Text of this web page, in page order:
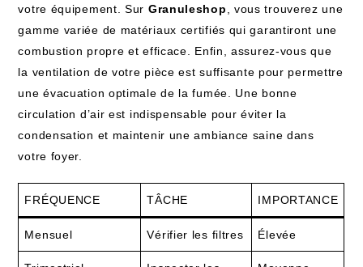
votre équipement. Sur Granuleshop , vous trouverez une
gamme variée de matériaux certifiés qui garantiront une
combustion propre et efficace. Enfin, assurez-vous que
la ventilation de votre pièce est suffisante pour permettre
une évacuation optimale de la fumée. Une bonne
circulation d’air est indispensable pour éviter la
condensation et maintenir une ambiance saine dans
votre foyer.
FRÉQUENCE TÂCHE IMPORTANCE
Mensuel Vérifier les filtres Élevée